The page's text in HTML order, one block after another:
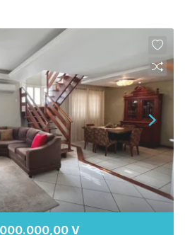
V